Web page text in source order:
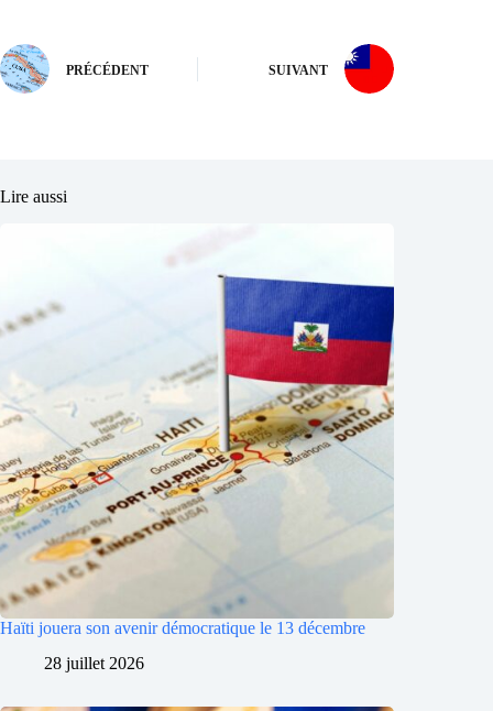
PRÉCÉDENT SUIVANT
Lire aussi
Haïti jouera son avenir démocratique le 13 décembre
28 juillet 2026